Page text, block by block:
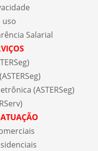
uso
Salarial
(ASTERSeg)